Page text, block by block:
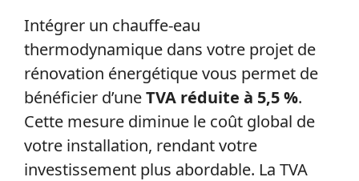
Intégrer un chauffe-eau
thermodynamique dans votre projet de
rénovation énergétique vous permet de
bénéficier d’uneTVA réduite à 5,5 %.
Cette mesure diminue le coût global de
votre installation, rendant votre
investissement plus abordable. La TVA